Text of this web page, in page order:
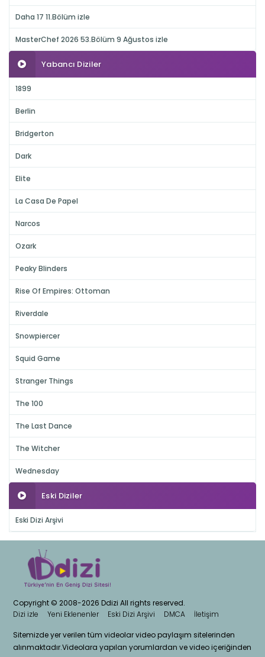
Daha 17 11.Bölüm izle
MasterChef 2026 53.Bölüm 9 Ağustos izle
Yabancı Diziler
1899
Berlin
Bridgerton
Dark
Elite
La Casa De Papel
Narcos
Ozark
Peaky Blinders
Rise Of Empires: Ottoman
Riverdale
Snowpiercer
Squid Game
Stranger Things
The 100
The Last Dance
The Witcher
Wednesday
Eski Diziler
Eski Dizi Arşivi
Copyright © 2008-2026 Ddizi All rights reserved.
Dizi izle
Yeni Eklenenler Eski Dizi Arşivi DMCA İletişim
Sitemizde yer verilen tüm videolar video paylaşım sitelerinden
alınmaktadır.Videolara yapılan yorumlardan ve video içeriğinden